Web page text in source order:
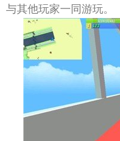
与其他玩家一同游玩。